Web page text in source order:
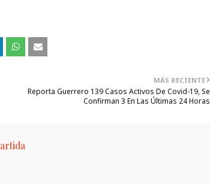
MÁS RECIENTE
Reporta Guerrero 139 Casos Activos De Covid-19, Se
Confirman 3 En Las Últimas 24 Horas